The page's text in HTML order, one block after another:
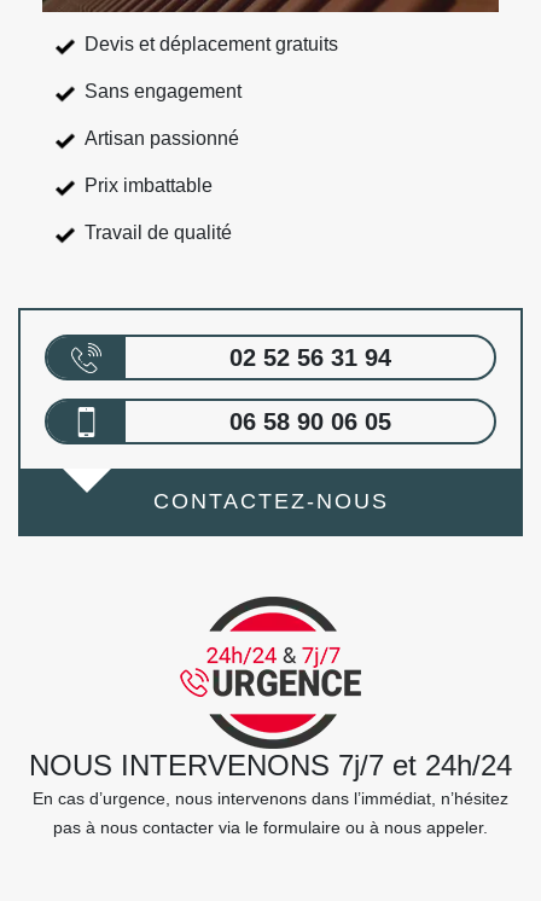
Devis et déplacement gratuits
Sans engagement
Artisan passionné
Prix imbattable
Travail de qualité
02 52 56 31 94
06 58 90 06 05
CONTACTEZ-NOUS
NOUS INTERVENONS 7j/7 et 24h/24
En cas d’urgence, nous intervenons dans l’immédiat, n’hésitez
pas à nous contacter via le formulaire ou à nous appeler.